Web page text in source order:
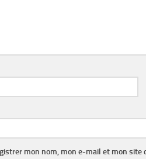
mon nom, mon e-mail et mon site